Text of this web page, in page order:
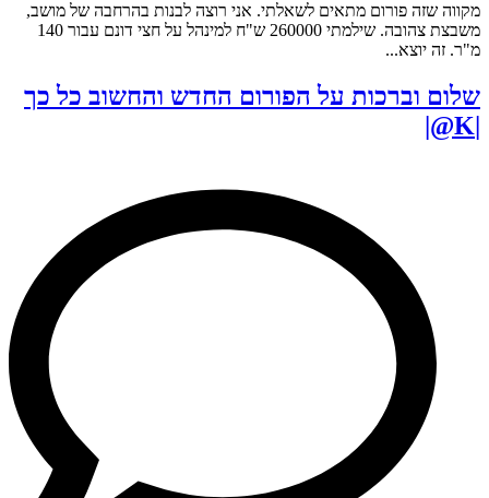
מקווה שזה פורום מתאים לשאלתי. אני רוצה לבנות בהרחבה של מושב,
משבצת צהובה. שילמתי 260000 ש"ח למינהל על חצי דונם עבור 140
מ"ר. זה יוצא...
שלום וברכות על הפורום החדש והחשוב כל כך
|K@|